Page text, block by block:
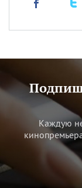
Каждую